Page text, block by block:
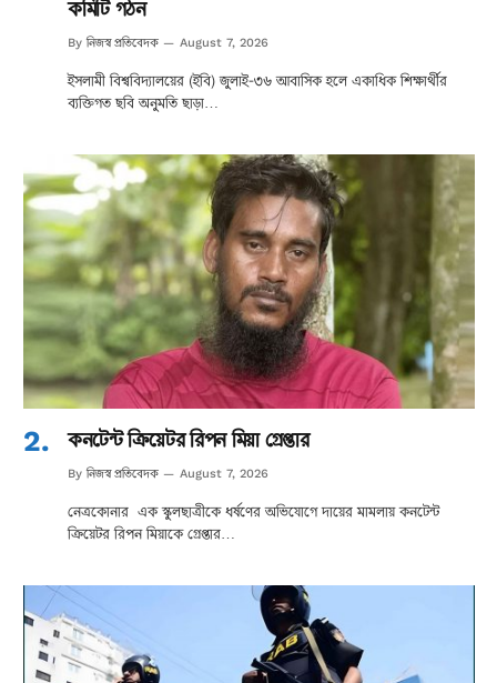
কমিটি গঠন
By নিজস্ব প্রতিবেদক August 7, 2026
ইসলামী বিশ্ববিদ্যালয়ের (ইবি) জুলাই-৩৬ আবাসিক হলে একাধিক শিক্ষার্থীর
ব্যক্তিগত ছবি অনুমতি ছাড়া…
কনটেন্ট ক্রিয়েটর রিপন মিয়া গ্রেপ্তার
By নিজস্ব প্রতিবেদক August 7, 2026
নেত্রকোনার এক স্কুলছাত্রীকে ধর্ষণের অভিযোগে দায়ের মামলায় কনটেন্ট
ক্রিয়েটর রিপন মিয়াকে গ্রেপ্তার…